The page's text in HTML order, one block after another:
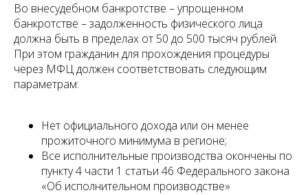
Во внесудебном банкротстве – упрощенном
банкротстве – задолженность физического лица
должна быть в пределах от 50 до 500 тысяч рублей.
При этом гражданин для прохождения процедуры
через МФЦ должен соответствовать следующим
параметрам:
Нет официального дохода или он менее
прожиточного минимума в регионе;
Все исполнительные производства окончены по
пункту 4 части 1 статьи 46 Федерального закона
«Об исполнительном производстве»